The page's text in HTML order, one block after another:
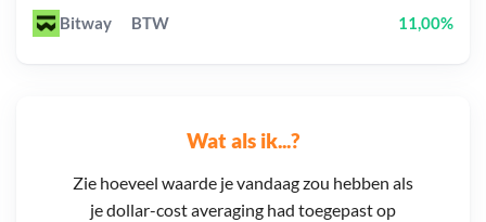
Wat als ik...?
Zie hoeveel waarde je vandaag zou hebben als
je dollar-cost averaging had toegepast op
Bitway BTW 11,00%